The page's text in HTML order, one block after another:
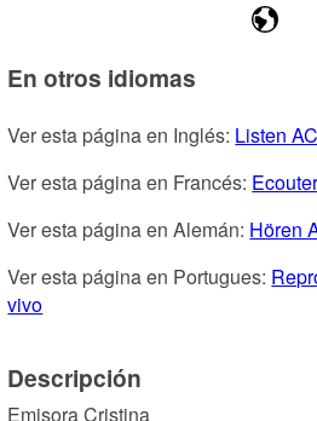
En otros idiomas
Ver esta página en Inglés: Listen
Ver esta página en Francés:
Ver esta página en Alemán: Hören
Ver esta página en Portugues:
vivo
Descripción
Emisora Cristina